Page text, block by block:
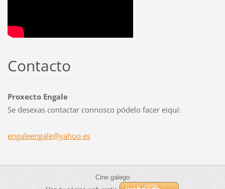
Contacto
Proxecto Engale
Se desexas contactar connosco pódelo facer eiquí:
engaleengale@yahoo.es
Cine galego